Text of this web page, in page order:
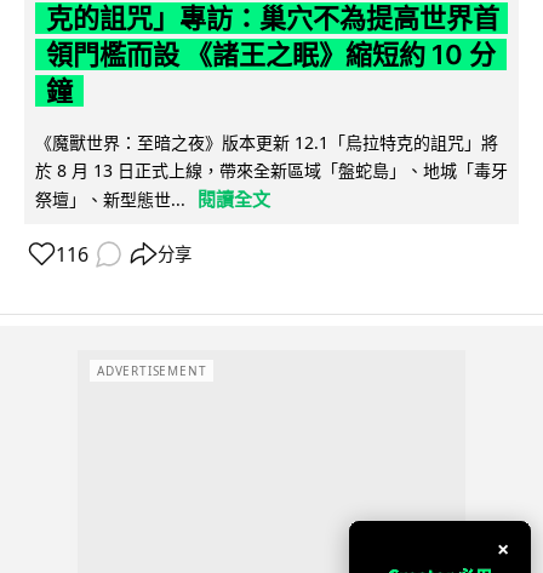
克的詛咒」專訪：巢穴不為提高世界首
領門檻而設 《諸王之眠》縮短約 10 分
鐘
《魔獸世界：至暗之夜》版本更新 12.1「烏拉特克的詛咒」將
於 8 月 13 日正式上線，帶來全新區域「盤蛇島」、地城「毒牙
祭壇」、新型態世...
閱讀全文
116 分享
ADVERTISEMENT
×